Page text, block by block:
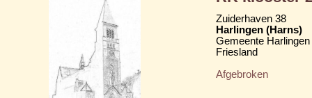
Zuiderhaven 38
Harlingen (Harns)
Gemeente Harlingen
Friesland
Afgebroken